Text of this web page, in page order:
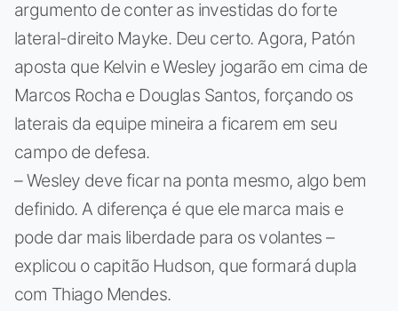
argumento de conter as investidas do forte
lateral-direito Mayke. Deu certo. Agora, Patón
aposta que Kelvin e Wesley jogarão em cima de
Marcos Rocha e Douglas Santos, forçando os
laterais da equipe mineira a ficarem em seu
campo de defesa.
– Wesley deve ficar na ponta mesmo, algo bem
definido. A diferença é que ele marca mais e
pode dar mais liberdade para os volantes –
explicou o capitão Hudson, que formará dupla
com Thiago Mendes.